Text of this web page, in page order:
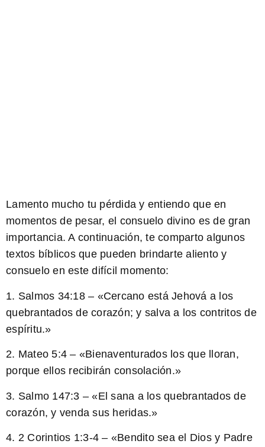
Lamento mucho tu pérdida y entiendo que en
momentos de pesar, el consuelo divino es de gran
importancia. A continuación, te comparto algunos
textos bíblicos que pueden brindarte aliento y
consuelo en este difícil momento:
1. Salmos 34:18 – «Cercano está Jehová a los
quebrantados de corazón; y salva a los contritos de
espíritu.»
2. Mateo 5:4 – «Bienaventurados los que lloran,
porque ellos recibirán consolación.»
3. Salmo 147:3 – «El sana a los quebrantados de
corazón, y venda sus heridas.»
4. 2 Corintios 1:3-4 – «Bendito sea el Dios y Padre